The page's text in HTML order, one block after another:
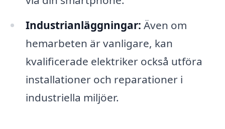
Industrianläggningar: Även om
hemarbeten är vanligare, kan
kvalificerade elektriker också utföra
installationer och reparationer i
industriella miljöer.